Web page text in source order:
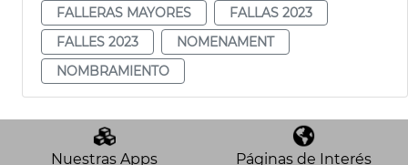
FALLERAS MAYORES
FALLAS 2023
FALLES 2023
NOMENAMENT
NOMBRAMIENTO
Nuestras Apps Páginas de Interés